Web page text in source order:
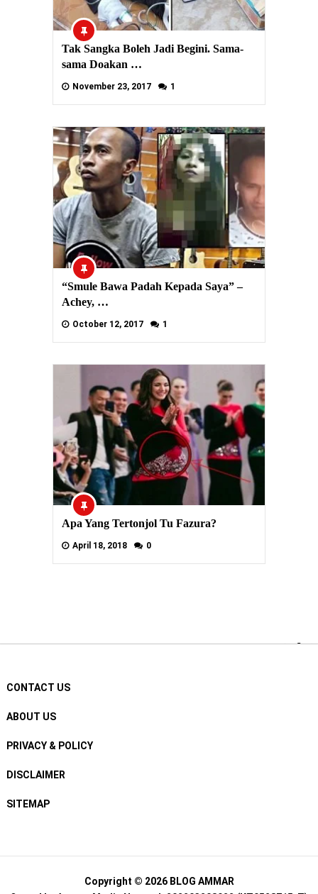
Tak Sangka Boleh Jadi Begini. Sama-
sama Doakan …
November 23, 2017 1
“Smule Bawa Padah Kepada Saya” –
Achey, …
October 12, 2017 1
Apa Yang Tertonjol Tu Fazura?
April 18, 2018 0
CONTACT US
ABOUT US
PRIVACY & POLICY
DISCLAIMER
SITEMAP
Copyright © 2026 BLOG AMMAR